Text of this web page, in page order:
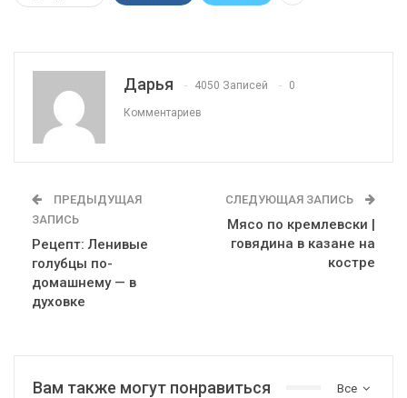
Дарья 4050 Записей 0
Комментариев
ПРЕДЫДУЩАЯ
ЗАПИСЬ
Рецепт: Ленивые
голубцы по-
домашнему — в
духовке
СЛЕДУЮЩАЯ ЗАПИСЬ
Мясо по кремлевски |
говядина в казане на
костре
Все
Вам также могут понравиться